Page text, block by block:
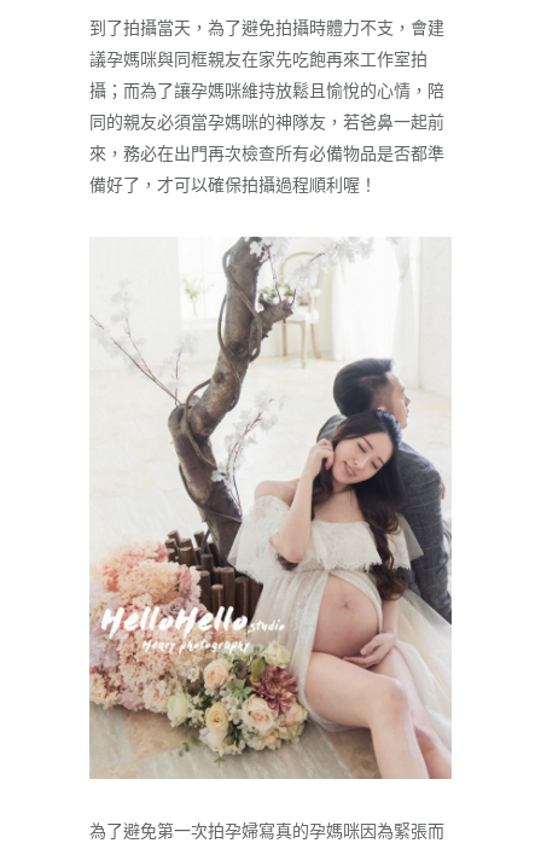
到了拍攝當天，為了避免拍攝時體力不支，會建
議孕媽咪與同框親友在家先吃飽再來工作室拍
攝；而為了讓孕媽咪維持放鬆且愉悅的心情，陪
同的親友必須當孕媽咪的神隊友，若爸鼻一起前
來，務必在出門再次檢查所有必備物品是否都準
備好了，才可以確保拍攝過程順利喔！
為了避免第一次拍孕婦寫真的孕媽咪因為緊張而